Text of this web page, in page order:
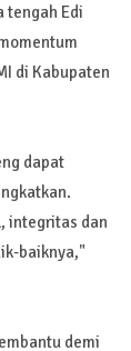
tengah Edi
di Kabupaten
dapat
integritas dan
baiknya,"
demi